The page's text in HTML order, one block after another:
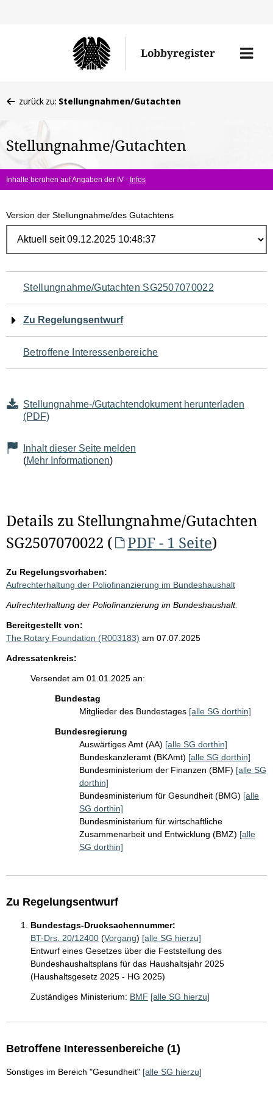
Lobbyregister
Menü
befinden
hier:
zurück zu: Stellungnahmen/Gutachten
Stellungnahme/Gutachten
Inhalte beruhen auf Angaben der IV - Infos
Version der Stellungnahme/des Gutachtens
Navigation
für
den
Seiteninhalt
Stellungnahme/Gutachten SG2507070022
Zu Regelungsentwurf
Betroffene Interessenbereiche
Stellungnahme-/Gutachtendokument herunterladen
(PDF)
Inhalt dieser Seite melden
(Mehr Informationen)
Details zu Stellungnahme/Gutachten
SG2507070022 (
PDF - 1 Seite)
Zu Regelungsvorhaben:
Aufrechterhaltung der Poliofinanzierung im Bundeshaushalt
Aufrechterhaltung der Poliofinanzierung im Bundeshaushalt.
Bereitgestellt von:
The Rotary Foundation (R003183) am 07.07.2025
Adressatenkreis:
Versendet am 01.01.2025 an:
Bundestag
Mitglieder des Bundestages [alle SG dorthin]
Bundesregierung
Auswärtiges Amt (AA) [alle SG dorthin]
Bundeskanzleramt (BKAmt) [alle SG dorthin]
Bundesministerium der Finanzen (BMF) [alle SG
dorthin]
Bundesministerium für Gesundheit (BMG) [alle
SG dorthin]
Bundesministerium für wirtschaftliche
Zusammenarbeit und Entwicklung (BMZ) [alle
SG dorthin]
Zu Regelungsentwurf
Bundestags-Drucksachennummer:
BT-Drs. 20/12400 (Vorgang) [alle SG hierzu]
Entwurf eines Gesetzes über die Feststellung des
Bundeshaushaltsplans für das Haushaltsjahr 2025
(Haushaltsgesetz 2025 - HG 2025)
Zuständiges Ministerium: BMF [alle SG hierzu]
Betroffene Interessenbereiche (1)
Sonstiges im Bereich "Gesundheit" [alle SG hierzu]